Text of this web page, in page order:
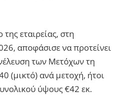
εταιρείας, στη
αποφάσισε να προτείνει
των Μετόχων τη
(μικτό) ανά μετοχή, ήτοι
ύψους €42 εκ.